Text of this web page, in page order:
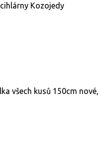
Kozojedy
všech kusů 150cm nové,